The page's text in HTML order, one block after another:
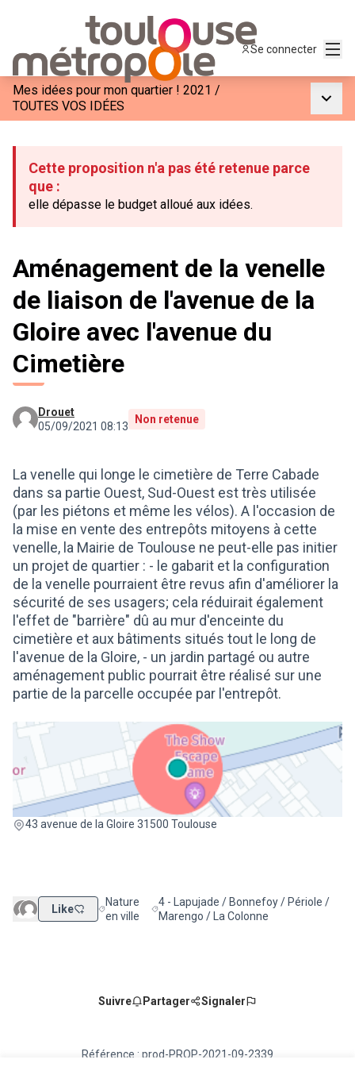
Se connecter
Mes idées pour mon quartier ! 2021 /
TOUTES VOS IDÉES
Cette proposition n'a pas été retenue parce
que :
elle dépasse le budget alloué aux idées.
Aménagement de la venelle
de liaison de l'avenue de la
Gloire avec l'avenue du
Cimetière
Drouet
05/09/2021 08:13
Non retenue
La venelle qui longe le cimetière de Terre Cabade
dans sa partie Ouest, Sud-Ouest est très utilisée
(par les piétons et même les vélos). A l'occasion de
la mise en vente des entrepôts mitoyens à cette
venelle, la Mairie de Toulouse ne peut-elle pas initier
un projet de quartier : - le gabarit et la configuration
de la venelle pourraient être revus afin d'améliorer la
sécurité de ses usagers; cela réduirait également
l'effet de "barrière" dû au mur d'enceinte du
cimetière et aux bâtiments situés tout le long de
l'avenue de la Gloire, - un jardin partagé ou autre
aménagement public pourrait être réalisé sur une
partie de la parcelle occupée par l'entrepôt.
43 avenue de la Gloire 31500 Toulouse
(Lien externe)
Like Filtrer les résultats de la catégorie : Nature en ville
Nature
en ville
Filtrer les résultats pour le secteur : 4 -
4 - Lapujade / Bonnefoy / Périole /
Marengo / La Colonne
Suivre Partager Signaler
Référence : prod-PROP-2021-09-2339